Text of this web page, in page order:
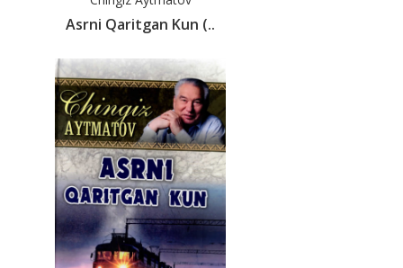
Asrni Qaritgan Kun (..